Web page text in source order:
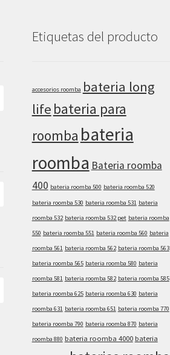
Etiquetas del producto
accesorios roomba bateria long
life bateria para
roomba bateria
roomba Bateria roomba
400 bateria roomba 500 bateria roomba 520
bateria roomba 530 bateria roomba 531 bateria
roomba 532 bateria roomba 532 pet bateria roomba
550 bateria roomba 551 bateria roomba 560 bateria
roomba 561 bateria roomba 562 bateria roomba 563
bateria roomba 565 bateria roomba 580 bateria
roomba 581 bateria roomba 582 bateria roomba 585
bateria roomba 625 bateria roomba 630 bateria
roomba 631 bateria roomba 651 bateria roomba 770
bateria roomba 790 bateria roomba 870 bateria
roomba 880 bateria roomba 4000 bateria